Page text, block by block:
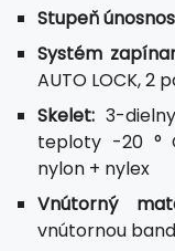
Stupeň
Systém
AUTO LOCK, 2
Skelet: 3-
teploty -20 °
nylon + nylex
Vnútorný
vnútornou